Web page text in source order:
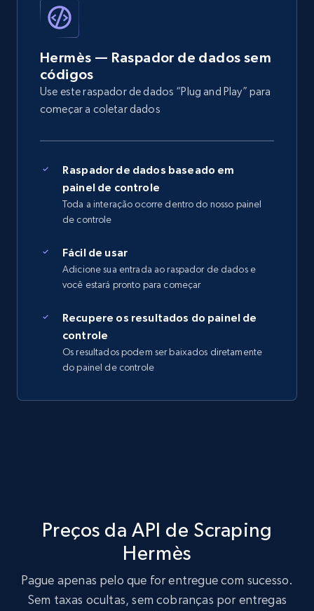
Hermès — Raspador de dados sem
códigos
Use este raspador de dados “Plug and Play” para
começar a coletar dados
Raspador de dados baseado em
painel de controle
Toda a interação ocorre dentro do nosso painel
de controle
Fácil de usar
Adicione sua entrada ao raspador de dados e
você estará pronto para começar
Recupere os resultados do painel de
controle
Os resultados podem ser baixados diretamente
do painel de controle
Preços da API de Scraping
Hermès
Pague apenas pelo que for entregue com sucesso.
Sem taxas ocultas, sem cobranças por entregas